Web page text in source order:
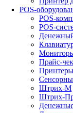
POS-
POS-
POS-
Прайс-
Принтеры
Штрих-М
Штрих-